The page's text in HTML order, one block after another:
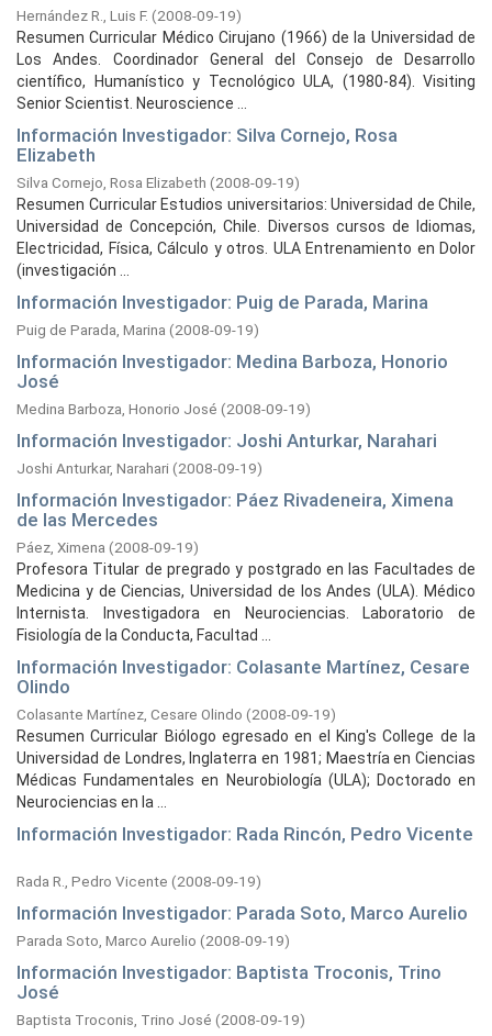
Hernández R., Luis F. (2008-09-19)
Resumen Curricular Médico Cirujano (1966) de la Universidad de
Los Andes. Coordinador General del Consejo de Desarrollo
científico, Humanístico y Tecnológico ULA, (1980-84). Visiting
Senior Scientist. Neuroscience ...
Información Investigador: Silva Cornejo, Rosa
Elizabeth
Silva Cornejo, Rosa Elizabeth (2008-09-19)
Resumen Curricular Estudios universitarios: Universidad de Chile,
Universidad de Concepción, Chile. Diversos cursos de Idiomas,
Electricidad, Física, Cálculo y otros. ULA Entrenamiento en Dolor
(investigación ...
Información Investigador: Puig de Parada, Marina
Puig de Parada, Marina (2008-09-19)
Información Investigador: Medina Barboza, Honorio
José
Medina Barboza, Honorio José (2008-09-19)
Información Investigador: Joshi Anturkar, Narahari
Joshi Anturkar, Narahari(2008-09-19)
Información Investigador: Páez Rivadeneira, Ximena
de las Mercedes
Páez, Ximena (2008-09-19)
Profesora Titular de pregrado y postgrado en las Facultades de
Medicina y de Ciencias, Universidad de los Andes (ULA). Médico
Internista. Investigadora en Neurociencias. Laboratorio de
Fisiología de la Conducta, Facultad ...
Información Investigador: Colasante Martínez, Cesare
Olindo
Colasante Martínez, Cesare Olindo (2008-09-19)
Resumen Curricular Biólogo egresado en el King's College de la
Universidad de Londres, Inglaterra en 1981; Maestría en Ciencias
Médicas Fundamentales en Neurobiología (ULA); Doctorado en
Neurociencias en la ...
Información Investigador: Rada Rincón, Pedro Vicente
Rada R., Pedro Vicente (2008-09-19)
Información Investigador: Parada Soto, Marco Aurelio
Parada Soto, Marco Aurelio (2008-09-19)
Información Investigador: Baptista Troconis, Trino
José
Baptista Troconis, Trino José (2008-09-19)